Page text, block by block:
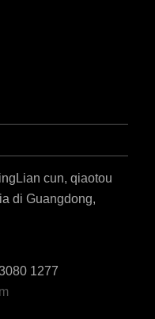
cun, qiaotou
di Guangdong,
1277